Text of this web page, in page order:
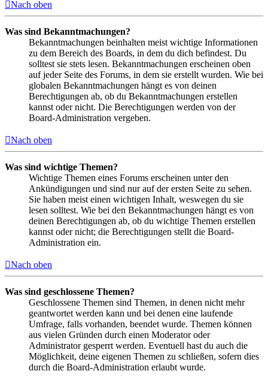
Nach oben
Was sind Bekanntmachungen?
Bekanntmachungen beinhalten meist wichtige Informationen
zu dem Bereich des Boards, in dem du dich befindest. Du
solltest sie stets lesen. Bekanntmachungen erscheinen oben
auf jeder Seite des Forums, in dem sie erstellt wurden. Wie bei
globalen Bekanntmachungen hängt es von deinen
Berechtigungen ab, ob du Bekanntmachungen erstellen
kannst oder nicht. Die Berechtigungen werden von der
Board-Administration vergeben.
Nach oben
Was sind wichtige Themen?
Wichtige Themen eines Forums erscheinen unter den
Ankündigungen und sind nur auf der ersten Seite zu sehen.
Sie haben meist einen wichtigen Inhalt, weswegen du sie
lesen solltest. Wie bei den Bekanntmachungen hängt es von
deinen Berechtigungen ab, ob du wichtige Themen erstellen
kannst oder nicht; die Berechtigungen stellt die Board-
Administration ein.
Nach oben
Was sind geschlossene Themen?
Geschlossene Themen sind Themen, in denen nicht mehr
geantwortet werden kann und bei denen eine laufende
Umfrage, falls vorhanden, beendet wurde. Themen können
aus vielen Gründen durch einen Moderator oder
Administrator gesperrt werden. Eventuell hast du auch die
Möglichkeit, deine eigenen Themen zu schließen, sofern dies
durch die Board-Administration erlaubt wurde.